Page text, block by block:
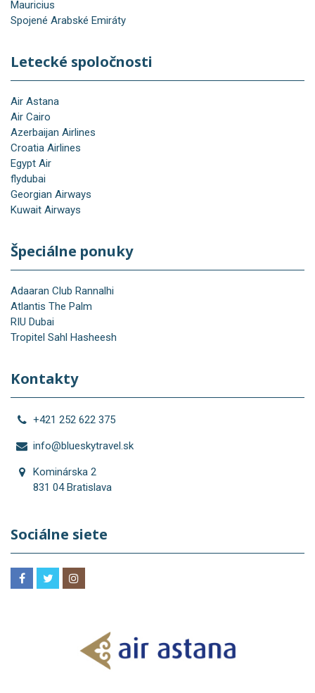
Mauricius
Spojené Arabské Emiráty
Letecké spoločnosti
Air Astana
Air Cairo
Azerbaijan Airlines
Croatia Airlines
Egypt Air
flydubai
Georgian Airways
Kuwait Airways
Špeciálne ponuky
Adaaran Club Rannalhi
Atlantis The Palm
RIU Dubai
Tropitel Sahl Hasheesh
Kontakty
+421 252 622 375
info@blueskytravel.sk
Kominárska 2
831 04 Bratislava
Sociálne siete